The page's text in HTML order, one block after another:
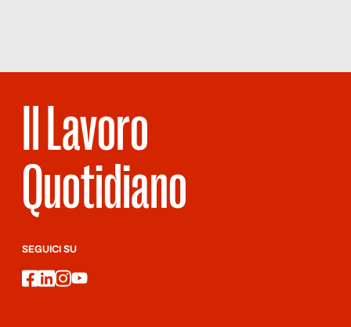
Il Lavoro
Quotidiano
SEGUICI SU
facebook
linkedin
instagram
youtube